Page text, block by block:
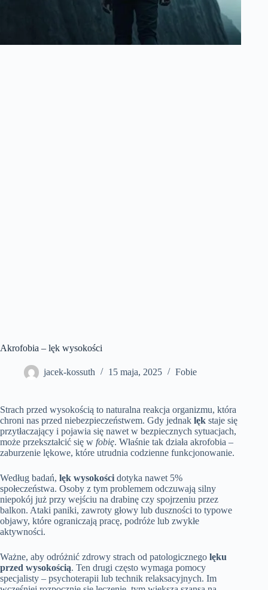
Akrofobia – lęk wysokości
jacek-kossuth 15 maja, 2025 Fobie
Strach przed wysokością to naturalna reakcja organizmu, która
chroni nas przed niebezpieczeństwem. Gdy jednak lęk staje się
przytłaczający i pojawia się nawet w bezpiecznych sytuacjach,
może przekształcić się w fobię. Właśnie tak działa akrofobia –
zaburzenie lękowe, które utrudnia codzienne funkcjonowanie.
Według badań, lęk wysokości dotyka nawet 5%
społeczeństwa. Osoby z tym problemem odczuwają silny
niepokój już przy wejściu na drabinę czy spojrzeniu przez
balkon. Ataki paniki, zawroty głowy lub duszności to typowe
objawy, które ograniczają pracę, podróże lub zwykłe
aktywności.
Ważne, aby odróżnić zdrowy strach od patologicznego lęku
przed wysokością. Ten drugi często wymaga pomocy
specjalisty – psychoterapii lub technik relaksacyjnych. Im